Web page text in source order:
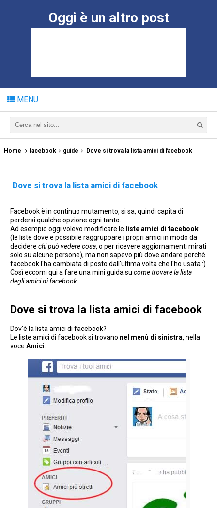
Oggi è un altro post
MENU
Home facebook guide Dove si trova la lista amici di facebook
Dove si trova la lista amici di facebook
Facebook è in continuo mutamento, si sa, quindi capita di
perdersi qualche opzione ogni tanto.
Ad esempio oggi volevo modificare le liste amici di facebook
(le liste dove è possibile raggruppare i propri amici in modo da
decidere chi può vedere cosa, o per ricevere aggiornamenti mirati
solo su alcune persone), ma non sapevo più dove andare perchè
facebook l'ha cambiata di posto dall'ultima volta che l'ho usata :)
Così eccomi qui a fare una mini guida su come trovare la lista
degli amici di facebook
Dove si trova la lista amici di facebook
Dov'è la lista amici di facebook?
Le liste amici di facebook si trovano nel menù di sinistra, nella
voce Amici